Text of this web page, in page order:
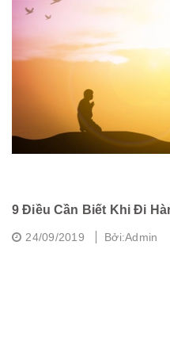
9 Điều Cần Biết Khi Đi
24/09/2019 Bởi:Admin